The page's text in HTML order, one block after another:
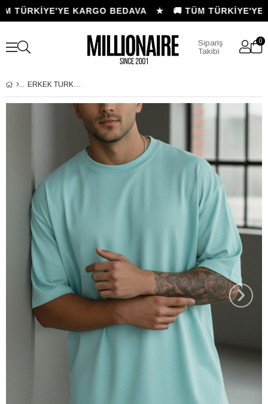
KARGO BEDAVA ★🚚 TÜM TÜRKİYE'YE
Sipariş
Takibi
0
ERKEK TURKUAZ BASIC DÜZ BASKISIZ OVERSIZE SALAS T-SHIRT
›